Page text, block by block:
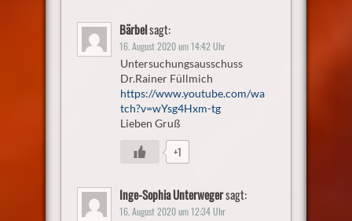
Bärbelsagt:
16. August 2020 um 14:42 Uhr
Untersuchungsausschuss
Dr.Rainer Füllmich
https://www.youtube.com/wa
tch?v=wYsg4Hxm-tg
Lieben Gruß
+1
Inge-Sophia Unterwegersagt:
16. August 2020 um 12:34 Uhr